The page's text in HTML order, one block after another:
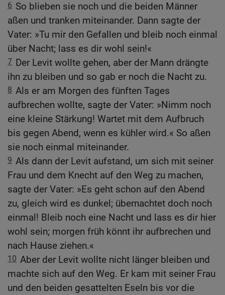
6 So blieben sie noch und die beiden Männer
aßen und tranken miteinander. Dann sagte der
Vater: »Tu mir den Gefallen und bleib noch einmal
über Nacht; lass es dir wohl sein!«
7 Der Levit wollte gehen, aber der Mann drängte
ihn zu bleiben und so gab er noch die Nacht zu.
8 Als er am Morgen des fünften Tages
aufbrechen wollte, sagte der Vater: »Nimm noch
eine kleine Stärkung! Wartet mit dem Aufbruch
bis gegen Abend, wenn es kühler wird.« So aßen
sie noch einmal miteinander.
9 Als dann der Levit aufstand, um sich mit seiner
Frau und dem Knecht auf den Weg zu machen,
sagte der Vater: »Es geht schon auf den Abend
zu, gleich wird es dunkel; übernachtet doch noch
einmal! Bleib noch eine Nacht und lass es dir hier
wohl sein; morgen früh könnt ihr aufbrechen und
nach Hause ziehen.«
10 Aber der Levit wollte nicht länger bleiben und
machte sich auf den Weg. Er kam mit seiner Frau
und den beiden gesattelten Eseln bis vor die